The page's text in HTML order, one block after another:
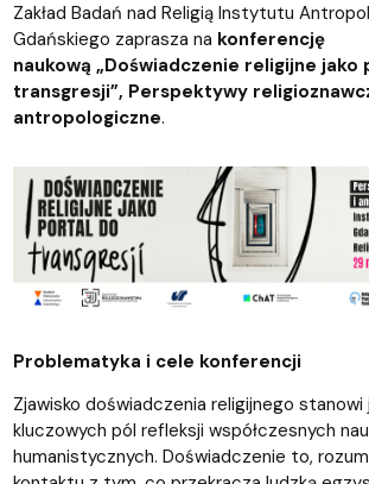
Zakład Badań nad Religią Instytutu
Gdańskiego zaprasza na konferencję
naukową „Doświadczenie religijne jako
transgresji”, Perspektywy
antropologiczne.
Problematyka i cele konferencji
Zjawisko doświadczenia religijnego stanowi
kluczowych pól refleksji współczesnych
humanistycznych. Doświadczenie to,